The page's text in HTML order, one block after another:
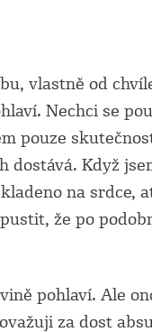
vlastně od
Nechci se
pouze
dostává. Když
na srdce,
že po
pohlaví. Ale
za dost